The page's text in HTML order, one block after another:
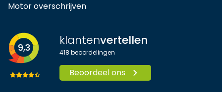
Motor overschrijven
9,3 klantenvertellen
418 beoordelingen
Beoordeel ons